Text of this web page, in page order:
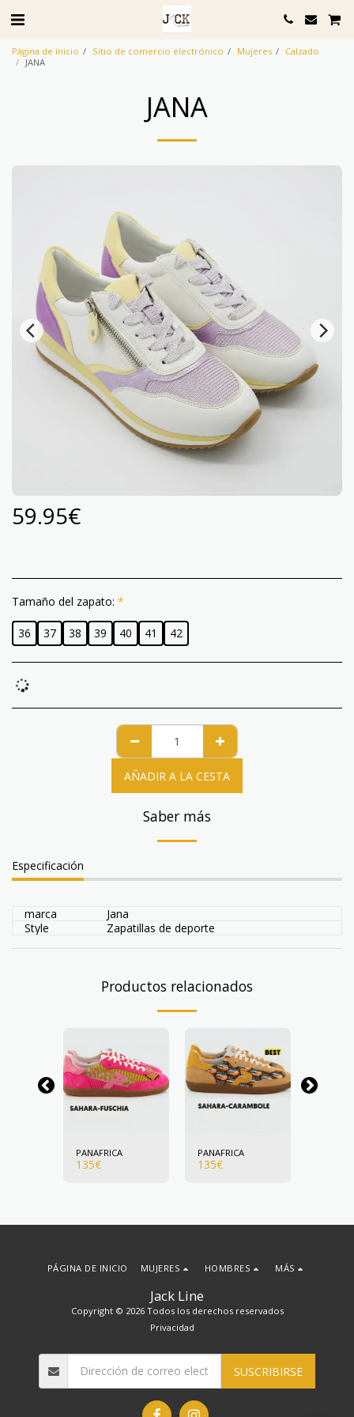
Página de inicio Sitio de comercio electrónico Mujeres
Calzado
JANA
JANA
59.95€
Tamaño del zapato: *
36 37 38 39 40 41 42
AÑADIR A LA CESTA
Saber más
Especificación
marca
Jana
Style
Zapatillas de deporte
Productos relacionados
PANAFRICA
135€
PANAFRICA
135€
Jack Line
Copyright © 2026 Todos los derechos reservados
Privacidad
PÁGINA DE INICIO MUJERES HOMBRES MÁS
SUSCRIBIRSE